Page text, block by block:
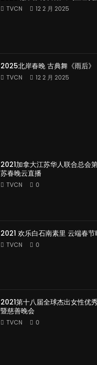
TVCN 12 2 月 2025
2025北岸春晚 古典舞《雨后》
TVCN 12 2 月 2025
2021加拿大江苏华人联合总会
苏春晚云直播
TVCN 0
2021 欢乐白石南素里 云端春
TVCN 0
2021第十八届全球杰出女性优
暨慈善晚会
TVCN 0